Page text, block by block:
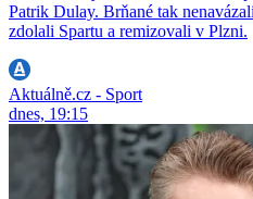
Patrik Dulay. Brňané tak
zdolali Spartu a remizovali v Plzni.
Aktuálně.cz - Sport
dnes, 19:15